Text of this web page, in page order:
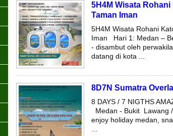
5H4M Wisata
Taman Iman
5H4M Wisata Rohani
Iman Hari 1: Medan –
- disambut oleh
datang di kota ...
8D7N Sumatra
8 DAYS / 7 NIGTHS
Medan - Bukit Lawang
enjoy holiday medan,